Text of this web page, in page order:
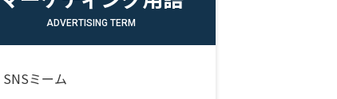
ADVERTISING TERM
SNSミーム